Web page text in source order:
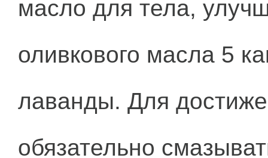
масло для тела,
оливкового масла 5
лаванды. Для
обязательно